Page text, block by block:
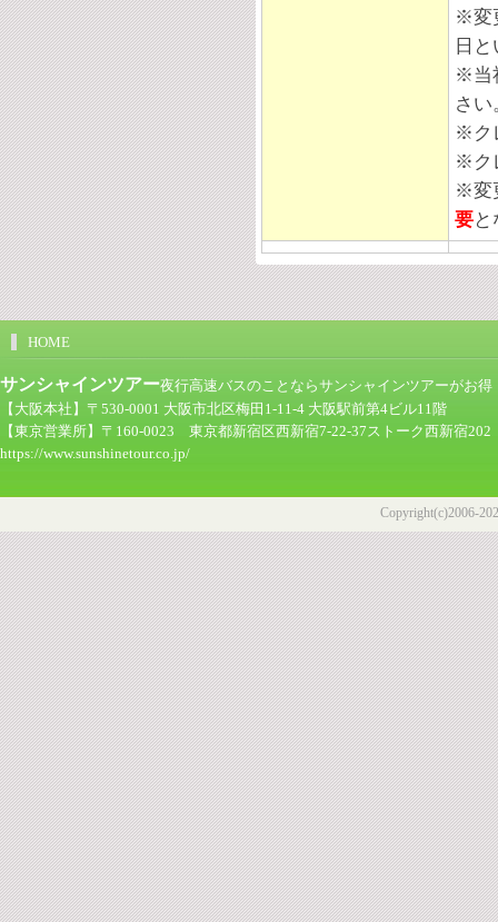
※変
日
※当
さい
※ク
※ク
※変
要
HOME
サンシャインツアー夜行高速バスのことならサンシャインツアーがお
【大阪本社】〒530-0001 大阪市北区梅田1-11-4 大阪駅前第4ビル11階
【東京営業所】〒160-0023 東京都新宿区西新宿7-22-37ストーク西新宿202
https://www.sunshinetour.co.jp/
Copyright(c)2006-